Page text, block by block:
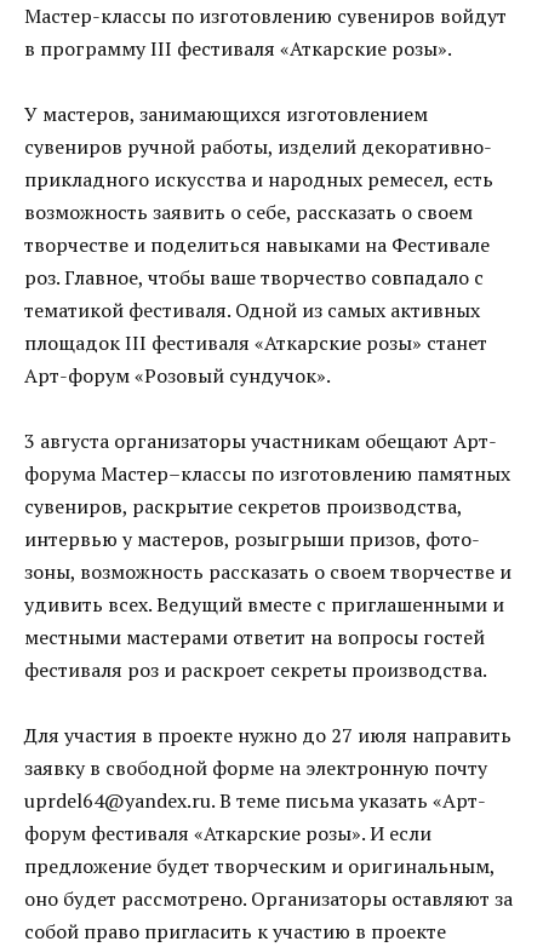
Мастер-классы по изготовлению сувениров войдут
в программу III фестиваля «Аткарские розы».
У мастеров, занимающихся изготовлением
сувениров ручной работы, изделий декоративно-
прикладного искусства и народных ремесел, есть
возможность заявить о себе, рассказать о своем
творчестве и поделиться навыками на Фестивале
роз. Главное, чтобы ваше творчество совпадало с
тематикой фестиваля. Одной из самых активных
площадок III фестиваля «Аткарские розы» станет
Арт-форум «Розовый сундучок».
3 августа организаторы участникам обещают Арт-
форума Мастер–классы по изготовлению памятных
сувениров, раскрытие секретов производства,
интервью у мастеров, розыгрыши призов, фото-
зоны, возможность рассказать о своем творчестве и
удивить всех. Ведущий вместе с приглашенными и
местными мастерами ответит на вопросы гостей
фестиваля роз и раскроет секреты производства.
Для участия в проекте нужно до 27 июля направить
заявку в свободной форме на электронную почту
uprdel64@yandex.ru. В теме письма указать «Арт-
форум фестиваля «Аткарские розы». И если
предложение будет творческим и оригинальным,
оно будет рассмотрено. Организаторы оставляют за
собой право пригласить к участию в проекте